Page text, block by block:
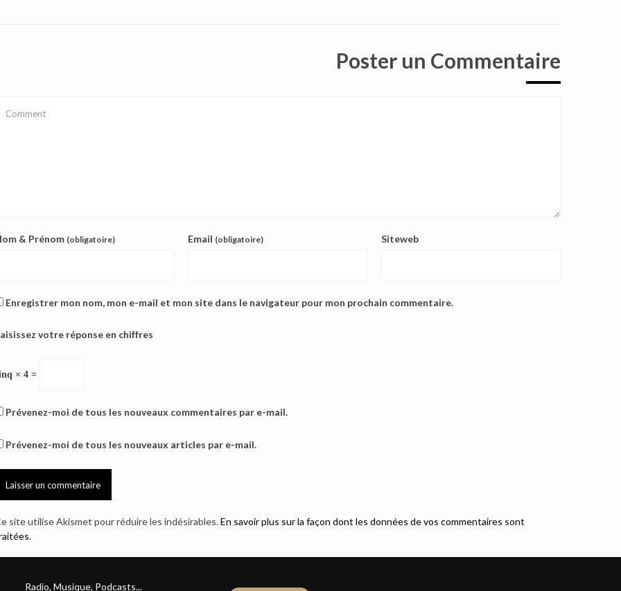
Poster un Commentaire
& Prénom (obligatoire) Email (obligatoire) Siteweb
Enregistrer mon nom, mon e-mail et mon site dans le navigateur pour mon prochain commentaire.
votre réponse en chiffres
× 4 =
Prévenez-moi de tous les nouveaux commentaires par e-mail.
Prévenez-moi de tous les nouveaux articles par e-mail.
site utilise Akismet pour réduire les indésirables.En savoir plus sur la façon dont les données de vos commentaires sont
.
Radio, Musique, Podcasts...